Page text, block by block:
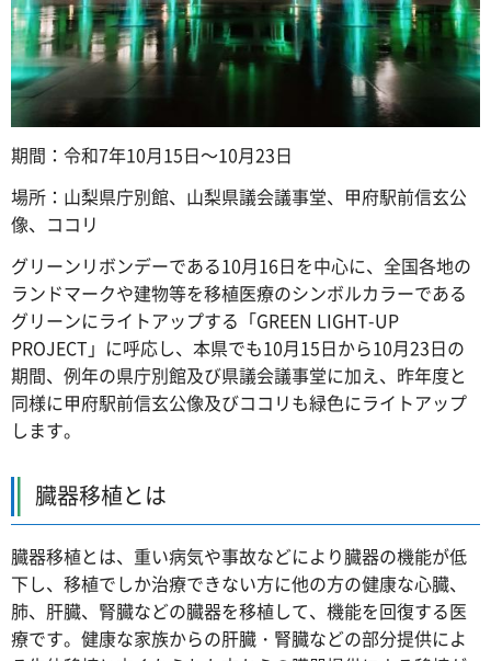
期間：令和7年10月15日～10月23日
場所：山梨県庁別館、山梨県議会議事堂、甲府駅前信玄公
像、ココリ
グリーンリボンデーである10月16日を中心に、全国各地の
ランドマークや建物等を移植医療のシンボルカラーである
グリーンにライトアップする「GREEN LIGHT-UP
PROJECT」に呼応し、本県でも10月15日から10月23日の
期間、例年の県庁別館及び県議会議事堂に加え、昨年度と
同様に甲府駅前信玄公像及びココリも緑色にライトアップ
します。
臓器移植とは
臓器移植とは、重い病気や事故などにより臓器の機能が低
下し、移植でしか治療できない方に他の方の健康な心臓、
肺、肝臓、腎臓などの臓器を移植して、機能を回復する医
療です。健康な家族からの肝臓・腎臓などの部分提供によ